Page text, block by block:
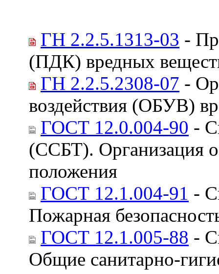
ГН 2.2.5.1313-03 -
(ПДК) вредных
ГН 2.2.5.2308-07 -
воздействия (ОБУВ)
ГОСТ 12.0.004-90 -
(ССБТ). Организация
положения
ГОСТ 12.1.004-91 -
Пожарная
ГОСТ 12.1.005-88 -
Общие санитарно-